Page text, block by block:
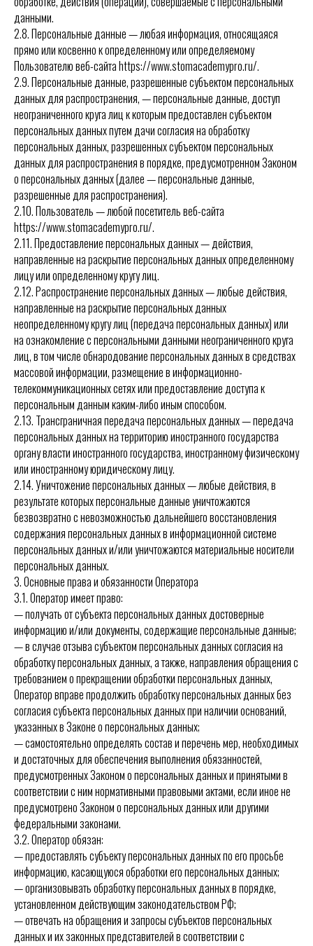
данными.
2.8. Персональные данные — любая информация, относящаяся
прямо или косвенно к определенному или определяемому
Пользователю веб-сайта https://www.stomacademypro.ru/.
2.9. Персональные данные, разрешенные субъектом персональных
данных для распространения, — персональные данные, доступ
неограниченного круга лиц к которым предоставлен субъектом
персональных данных путем дачи согласия на обработку
персональных данных, разрешенных субъектом персональных
данных для распространения в порядке, предусмотренном Законом
о персональных данных (далее — персональные данные,
разрешенные для распространения).
2.10. Пользователь — любой посетитель веб-сайта
https://www.stomacademypro.ru/.
2.11. Предоставление персональных данных — действия,
направленные на раскрытие персональных данных определенному
лицу или определенному кругу лиц.
2.12. Распространение персональных данных — любые действия,
направленные на раскрытие персональных данных
неопределенному кругу лиц (передача персональных данных) или
на ознакомление с персональными данными неограниченного круга
лиц, в том числе обнародование персональных данных в средствах
массовой информации, размещение в информационно-
телекоммуникационных сетях или предоставление доступа к
персональным данным каким-либо иным способом.
2.13. Трансграничная передача персональных данных — передача
персональных данных на территорию иностранного государства
органу власти иностранного государства, иностранному физическому
или иностранному юридическому лицу.
2.14. Уничтожение персональных данных — любые действия, в
результате которых персональные данные уничтожаются
безвозвратно с невозможностью дальнейшего восстановления
содержания персональных данных в информационной системе
персональных данных и/или уничтожаются материальные носители
персональных данных.
3. Основные права и обязанности Оператора
3.1. Оператор имеет право:
— получать от субъекта персональных данных достоверные
информацию и/или документы, содержащие персональные данные;
— в случае отзыва субъектом персональных данных согласия на
обработку персональных данных, а также, направления обращения с
требованием о прекращении обработки персональных данных,
Оператор вправе продолжить обработку персональных данных без
согласия субъекта персональных данных при наличии оснований,
указанных в Законе о персональных данных;
— самостоятельно определять состав и перечень мер, необходимых
и достаточных для обеспечения выполнения обязанностей,
предусмотренных Законом о персональных данных и принятыми в
соответствии с ним нормативными правовыми актами, если иное не
предусмотрено Законом о персональных данных или другими
федеральными законами.
3.2. Оператор обязан:
— предоставлять субъекту персональных данных по его просьбе
информацию, касающуюся обработки его персональных данных;
— организовывать обработку персональных данных в порядке,
установленном действующим законодательством РФ;
— отвечать на обращения и запросы субъектов персональных
данных и их законных представителей в соответствии с